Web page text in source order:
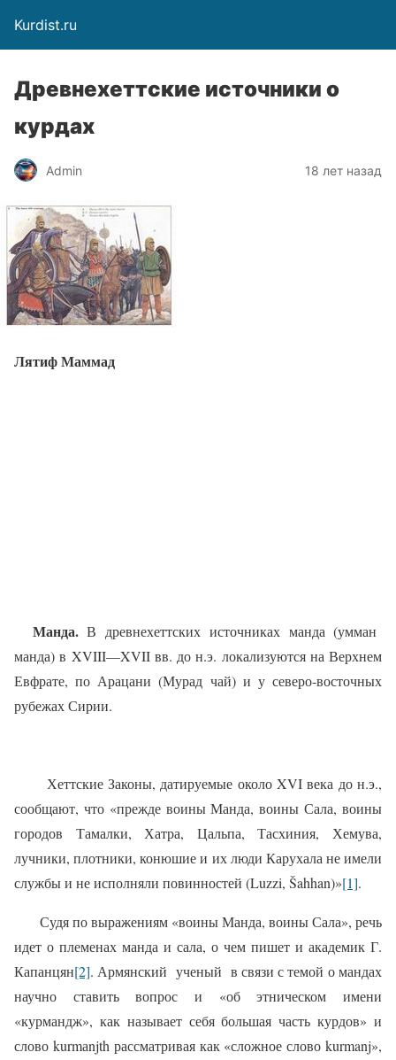
Kurdist.ru
Древнехеттские источники о
курдах
Admin 18 лет назад
Лятиф Маммад
Манда.В древнехеттских источниках манда (умман
манда) в XVIII—XVII вв. до н.э. локализуются на Верхнем
Евфрате, по Арацани (Мурад чай) и у северо-восточных
рубежах Сирии.
Хеттские Законы, датируемые околоXVI века до н.э.,
сообщают, что «прежде воины Манда, воины Сала, воины
городов Тамалки, Хатра, Цальпа, Тасхиния, Хемува,
лучники, плотники, конюшие и их люди Карухала не имели
службы и не исполняли повинностей (Luzzi, Šahhan)»[1].
Судя по выражениям «воины Манда, воины Сала», речь
идет о племенах манда и сала, о чем пишет и академик Г.
Капанцян[2]. Армянский уче­ный в связи с темой о мандах
научно ставить вопрос и «об этническом имени
«курмандж», как называет себя большая часть курдов» и
слово kurmаnjth рассматривая как «сложное слово kurmanj»,